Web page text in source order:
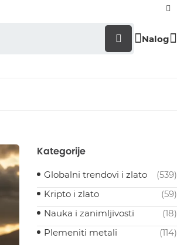
Nalog
Kategorije
Globalni trendovi i zlato
(539)
Kripto i zlato
(59)
Nauka i zanimljivosti
(18)
Plemeniti metali
(114)